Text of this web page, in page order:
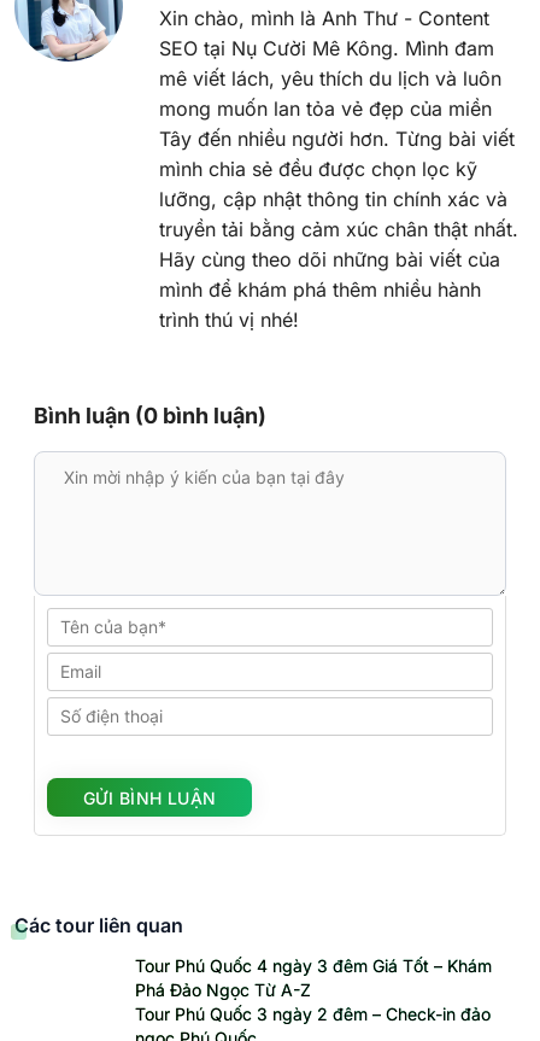
Xin chào, mình là Anh Thư - Content
SEO tại Nụ Cười Mê Kông. Mình đam
mê viết lách, yêu thích du lịch và luôn
mong muốn lan tỏa vẻ đẹp của miền
Tây đến nhiều người hơn. Từng bài viết
mình chia sẻ đều được chọn lọc kỹ
lưỡng, cập nhật thông tin chính xác và
truyền tải bằng cảm xúc chân thật nhất.
Hãy cùng theo dõi những bài viết của
mình để khám phá thêm nhiều hành
trình thú vị nhé!
Bình luận (0 bình luận)
Các tour liên quan
Tour Phú Quốc 4 ngày 3 đêm Giá Tốt – Khám
Phá Đảo Ngọc Từ A-Z
Tour Phú Quốc 3 ngày 2 đêm – Check-in đảo